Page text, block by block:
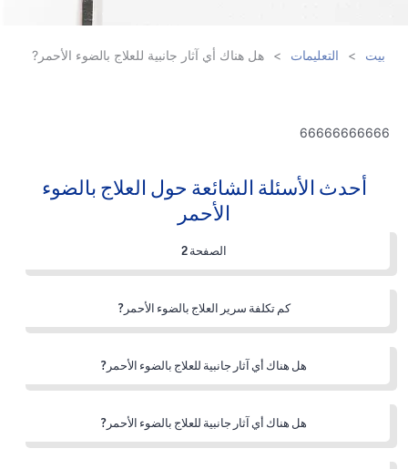
بيت > التعليمات > هل هناك أي آثار جانبية للعلاج بالضوء الأحمر?
66666666666
أحدث الأسئلة الشائعة حول العلاج بالضوء
الأحمر
الصفحة 2
كم تكلفة سرير العلاج بالضوء الأحمر?
هل هناك أي آثار جانبية للعلاج بالضوء الأحمر?
هل هناك أي آثار جانبية للعلاج بالضوء الأحمر?